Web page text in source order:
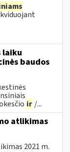
laiku
baudos
ir /...
atlikimas
2021 m.